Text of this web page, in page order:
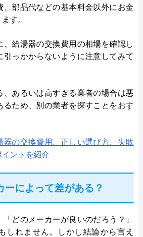
、部品代などの基本料金以外にお金
す。
、給湯器の交換費用の相場を確認し
引っかからないように注意してみて
、あるいは高すぎる業者の場合は悪
るため、別の業者を探すことをおす
器の交換費用、正しい選び方、失敗
ントを紹介
ーによって差がある？
どのメーカーが良いのだろう？」
しれません。しかし結論から言え